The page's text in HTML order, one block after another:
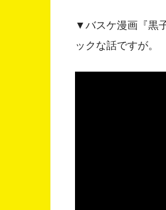
▼バスケ漫画『黒
ックな話ですが。